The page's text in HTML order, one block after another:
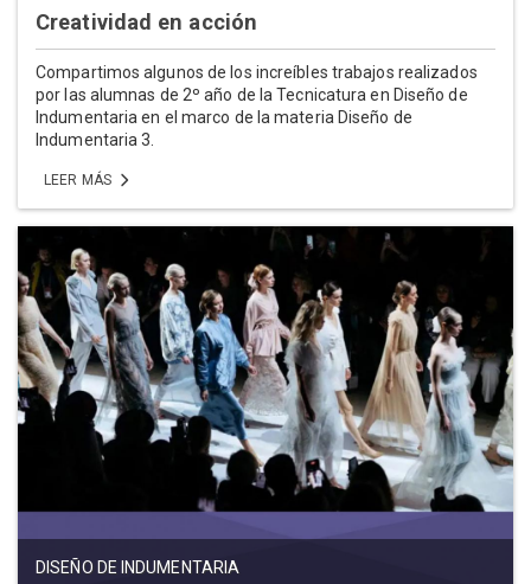
Creatividad en acción
Compartimos algunos de los increíbles trabajos realizados
por las alumnas de 2º año de la Tecnicatura en Diseño de
Indumentaria en el marco de la materia Diseño de
Indumentaria 3.
LEER MÁS
DISEÑO DE INDUMENTARIA